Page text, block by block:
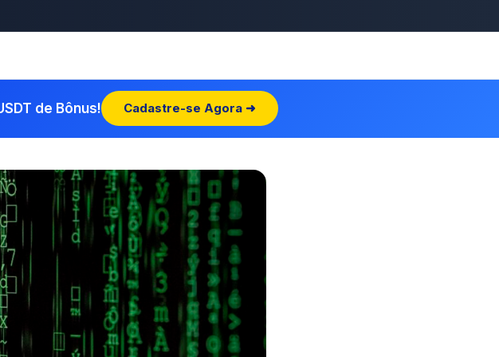
de Bônus! Cadastre-se Agora ➜